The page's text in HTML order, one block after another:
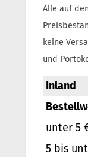
Alle auf
keine
und
Inland
unter 5
5 bis